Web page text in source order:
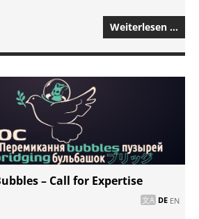
Weiterlesen …
– Call for Expertise
DE EN